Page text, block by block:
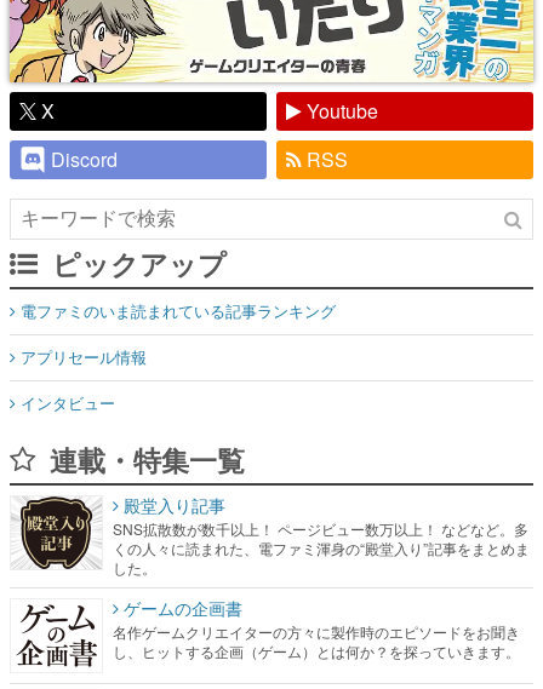
X
Youtube
Discord
RSS
ピックアップ
電ファミのいま読まれている記事ランキング
アプリセール情報
インタビュー
連載・特集一覧
殿堂入り記事
SNS拡散数が数千以上！ ページビュー数万以上！ などなど。多
くの人々に読まれた、電ファミ渾身の“殿堂入り”記事をまとめま
した。
ゲームの企画書
名作ゲームクリエイターの方々に製作時のエピソードをお聞き
し、ヒットする企画（ゲーム）とは何か？を探っていきます。